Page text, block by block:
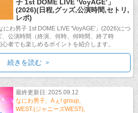
子 1st DOME LIVE ‘VoyAGE’」
(2026)(日程,グッズ,公演時間,セトリ,
レポ)
にわ男子 1st DOME LIVE 'VoyAGE'」(2026)につ
公演時間（終演、何時、何時間、終了時
者でも楽しめるポイントを紹介します。
続きを読む
最終更新日: 2025.09.12
なにわ男子
Aぇ! group
WEST.(ジャニーズWEST)